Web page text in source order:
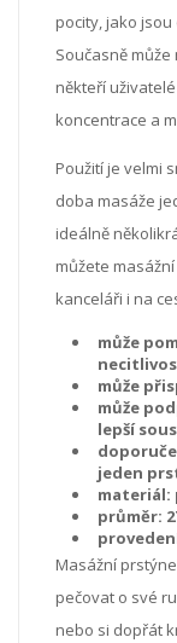
pocity, jako
Současně
někteří
koncentrace a
Použití je velmi
doba masáže
ideálně
můžete
kanceláři i na
může
může
může
lepší
jeden
materiál:
průměr:
Masážní
pečovat o své
nebo si dopřát